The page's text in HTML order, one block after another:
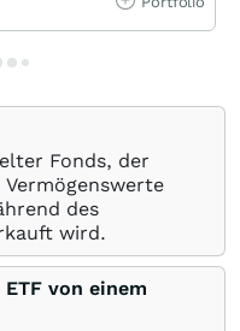
Fonds, der
des
wird.
von einem